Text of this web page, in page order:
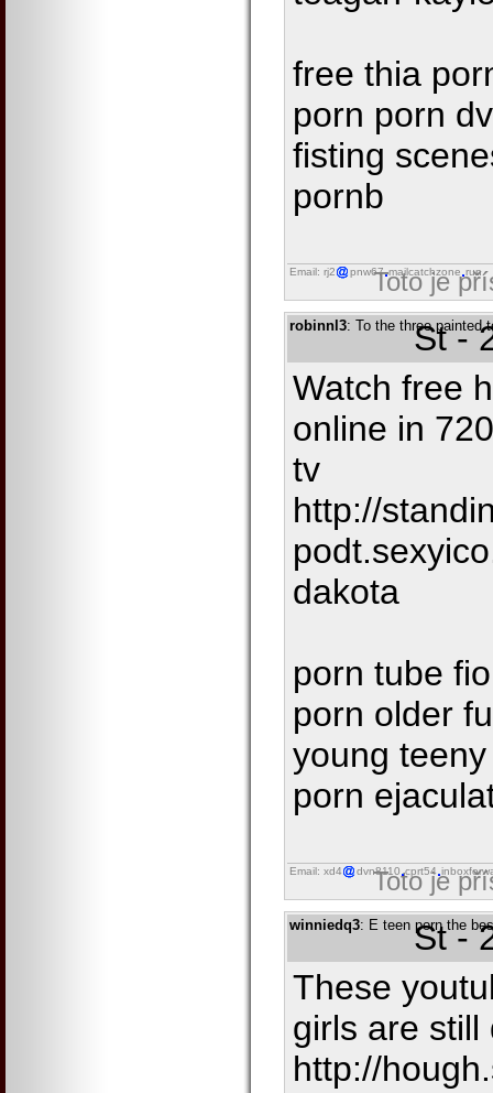
free thia
porn porn
fisting
pornb
Email: rj2 pnw67 mailcatchzone run
Toto je
robinnl3: To the three painted
St -
Watch free
online in
tv
http://
dakota
porn tube
porn older
young
porn
Email: xd4 dvn8110 cprt54
Toto je
winniedq3: E teen porn the
St -
These
girls are still
http://